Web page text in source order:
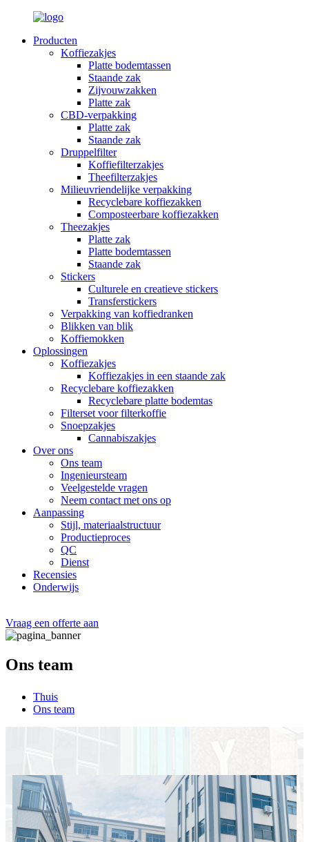
Producten
Koffiezakjes
Platte bodemtassen
Staande zak
Zijvouwzakken
Platte zak
CBD-verpakking
Platte zak
Staande zak
Druppelfilter
Koffiefilterzakjes
Theefilterzakjes
Milieuvriendelijke verpakking
Recyclebare koffiezakken
Composteerbare koffiezakken
Theezakjes
Platte zak
Platte bodemtassen
Staande zak
Stickers
Culturele en creatieve stickers
Transferstickers
Verpakking van koffiedranken
Blikken van blik
Koffiemokken
Oplossingen
Koffiezakjes
Koffiezakjes in een staande zak
Recyclebare koffiezakken
Recyclebare platte bodemtas
Filterset voor filterkoffie
Snoepzakjes
Cannabiszakjes
Over ons
Ons team
Ingenieursteam
Veelgestelde vragen
Neem contact met ons op
Aanpassing
Stijl, materiaalstructuur
Productieproces
QC
Dienst
Recensies
Onderwijs
Vraag een offerte aan
Ons team
Thuis
Ons team